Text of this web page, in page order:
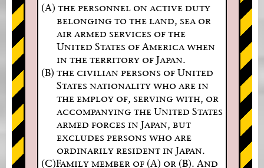
(A) the personnel on active duty
belonging to the land, sea or
air armed services of the
United States of America when
in the territory of Japan.
(B) the civilian persons of United
States nationality who are in
the employ of, serving with, or
accompanying the United States
armed forces in Japan, but
excludes persons who are
ordinarily resident in Japan.
(C)Family member of (A) or (B). And